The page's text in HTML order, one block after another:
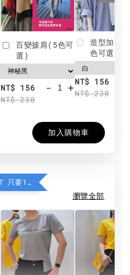
百變披肩(5色可
選)
NT$ 156
NT$ 230
- +
造型加分
色可選)
NT$ 156
NT$ 230
加入購物車
加購 MIT防曬透氣棉T 只要190元
瀏覽全部